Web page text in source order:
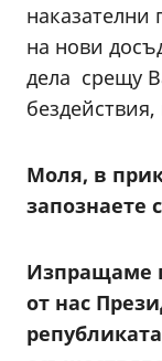
наказателни
на нови
дела срещу
Моля, в
запознаете
Изпращаме
от нас